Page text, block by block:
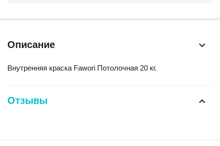
Описание
Внутренняя краска Fawori Потолочная 20 кг.
Отзывы